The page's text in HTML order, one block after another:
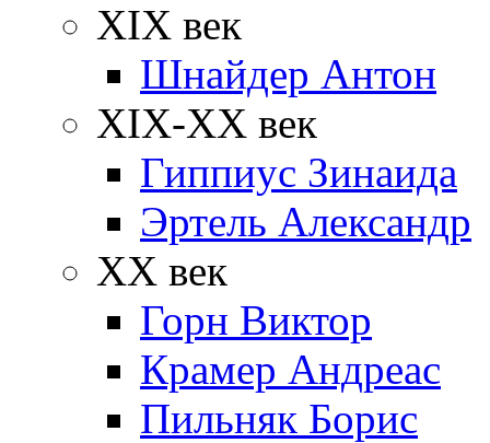
XIX век
Шнайдер Антон
XIX-XX век
Гиппиус Зинаида
Эртель Александр
XX век
Горн Виктор
Крамер Андреас
Пильняк Борис